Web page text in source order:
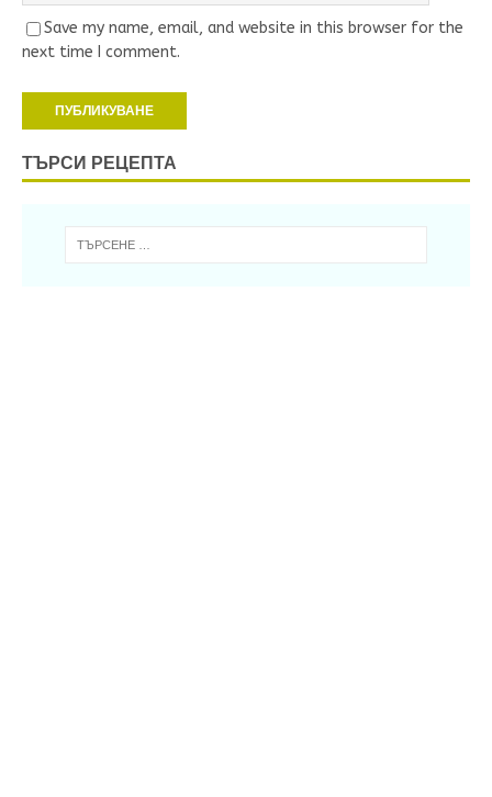
Save my name, email, and website in this browser for the
next time I comment.
ТЪРСИ РЕЦЕПТА